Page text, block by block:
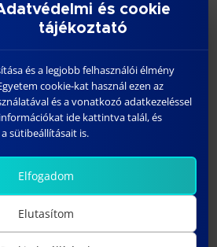
nyilt-napok/
Népszínház utca 8.
és cookie
tájékoztató
és a legjobb felhasználói élmény
cookie-kat használ ezen az
és a vonatkozó adatkezeléssel
ide kattintva talál, és
sütibeállításait is.
Elfogadom
Elutasítom